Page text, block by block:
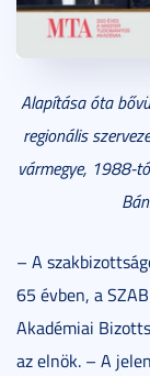
Alapítása óta
regionális
vármegye, 1988-
– A
65 évben, a
Akadémiai
az elnök. – A